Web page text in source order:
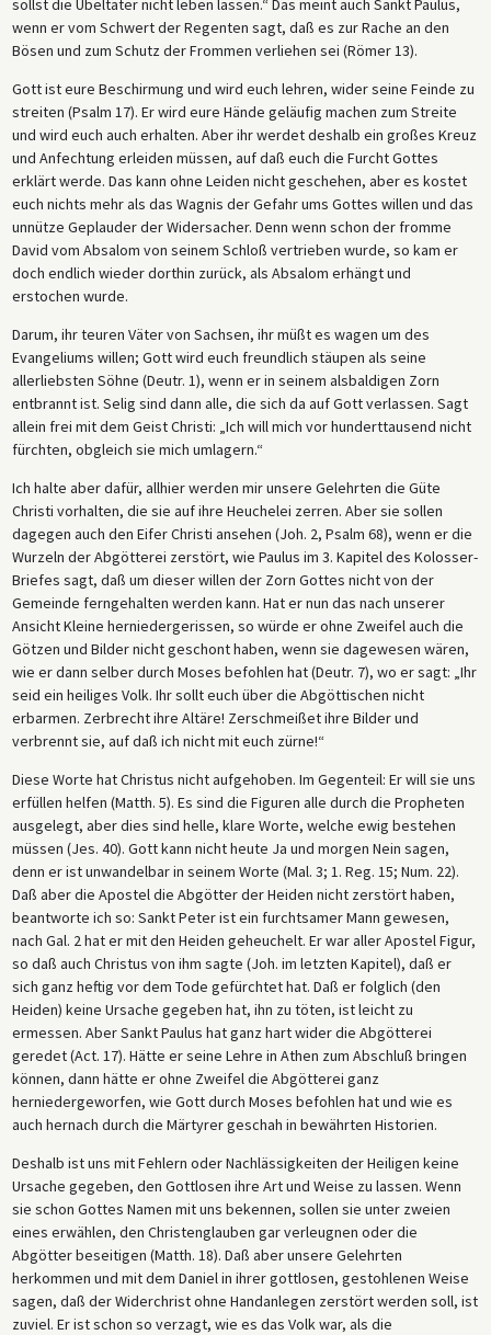
sollst die Übeltäter nicht leben lassen.“ Das meint auch Sankt Paulus,
wenn er vom Schwert der Regenten sagt, daß es zur Rache an den
Bösen und zum Schutz der Frommen verliehen sei (Römer 13).
Gott ist eure Beschirmung und wird euch lehren, wider seine Feinde zu
streiten (Psalm 17). Er wird eure Hände geläufig machen zum Streite
und wird euch auch erhalten. Aber ihr werdet deshalb ein großes Kreuz
und Anfechtung erleiden müssen, auf daß euch die Furcht Gottes
erklärt werde. Das kann ohne Leiden nicht geschehen, aber es kostet
euch nichts mehr als das Wagnis der Gefahr ums Gottes willen und das
unnütze Geplauder der Widersacher. Denn wenn schon der fromme
David vom Absalom von seinem Schloß vertrieben wurde, so kam er
doch endlich wieder dorthin zurück, als Absalom erhängt und
erstochen wurde.
Darum, ihr teuren Väter von Sachsen, ihr müßt es wagen um des
Evangeliums willen; Gott wird euch freundlich stäupen als seine
allerliebsten Söhne (Deutr. 1), wenn er in seinem alsbaldigen Zorn
entbrannt ist. Selig sind dann alle, die sich da auf Gott verlassen. Sagt
allein frei mit dem Geist Christi: „Ich will mich vor hunderttausend nicht
fürchten, obgleich sie mich umlagern.“
Ich halte aber dafür, allhier werden mir unsere Gelehrten die Güte
Christi vorhalten, die sie auf ihre Heuchelei zerren. Aber sie sollen
dagegen auch den Eifer Christi ansehen (Joh. 2, Psalm 68), wenn er die
Wurzeln der Abgötterei zerstört, wie Paulus im 3. Kapitel des Kolosser-
Briefes sagt, daß um dieser willen der Zorn Gottes nicht von der
Gemeinde ferngehalten werden kann. Hat er nun das nach unserer
Ansicht Kleine herniedergerissen, so würde er ohne Zweifel auch die
Götzen und Bilder nicht geschont haben, wenn sie dagewesen wären,
wie er dann selber durch Moses befohlen hat (Deutr. 7), wo er sagt: „Ihr
seid ein heiliges Volk. Ihr sollt euch über die Abgöttischen nicht
erbarmen. Zerbrecht ihre Altäre! Zerschmeißet ihre Bilder und
verbrennt sie, auf daß ich nicht mit euch zürne!“
Diese Worte hat Christus nicht aufgehoben. Im Gegenteil: Er will sie uns
erfüllen helfen (Matth. 5). Es sind die Figuren alle durch die Propheten
ausgelegt, aber dies sind helle, klare Worte, welche ewig bestehen
müssen (Jes. 40). Gott kann nicht heute Ja und morgen Nein sagen,
denn er ist unwandelbar in seinem Worte (Mal. 3; 1. Reg. 15; Num. 22).
Daß aber die Apostel die Abgötter der Heiden nicht zerstört haben,
beantworte ich so: Sankt Peter ist ein furchtsamer Mann gewesen,
nach Gal. 2 hat er mit den Heiden geheuchelt. Er war aller Apostel Figur,
so daß auch Christus von ihm sagte (Joh. im letzten Kapitel), daß er
sich ganz heftig vor dem Tode gefürchtet hat. Daß er folglich (den
Heiden) keine Ursache gegeben hat, ihn zu töten, ist leicht zu
ermessen. Aber Sankt Paulus hat ganz hart wider die Abgötterei
geredet (Act. 17). Hätte er seine Lehre in Athen zum Abschluß bringen
können, dann hätte er ohne Zweifel die Abgötterei ganz
herniedergeworfen, wie Gott durch Moses befohlen hat und wie es
auch hernach durch die Märtyrer geschah in bewährten Historien.
Deshalb ist uns mit Fehlern oder Nachlässigkeiten der Heiligen keine
Ursache gegeben, den Gottlosen ihre Art und Weise zu lassen. Wenn
sie schon Gottes Namen mit uns bekennen, sollen sie unter zweien
eines erwählen, den Christenglauben gar verleugnen oder die
Abgötter beseitigen (Matth. 18). Daß aber unsere Gelehrten
herkommen und mit dem Daniel in ihrer gottlosen, gestohlenen Weise
sagen, daß der Widerchrist ohne Handanlegen zerstört werden soll, ist
zuviel. Er ist schon so verzagt, wie es das Volk war, als die